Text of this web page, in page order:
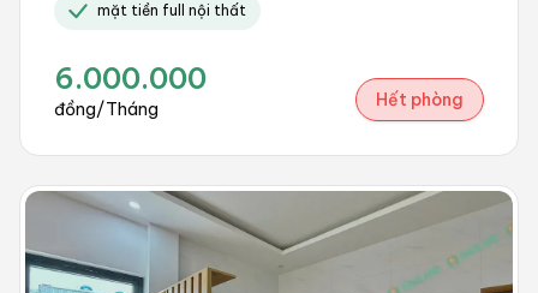
mặt tiền full nội thất
6.000.000
đồng/Tháng Hết phòng